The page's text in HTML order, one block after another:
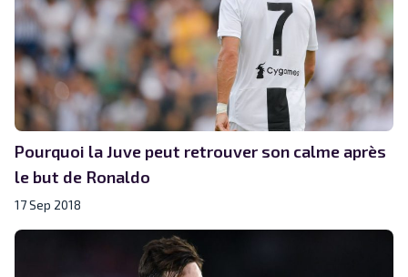
Pourquoi la Juve peut retrouver son calme après
le but de Ronaldo
17 Sep 2018